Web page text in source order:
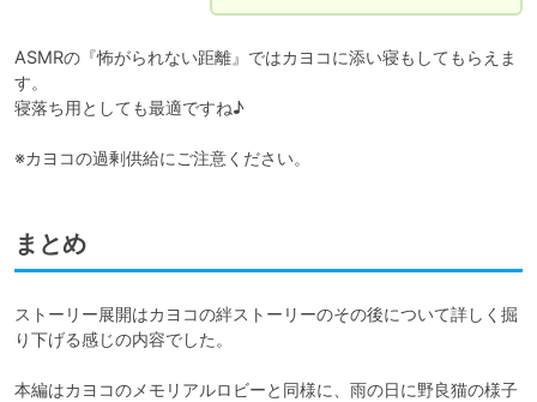
ASMRの『怖がられない距離』ではカヨコに添い寝もしてもらえま
す。
寝落ち用としても最適ですね♪
※カヨコの過剰供給にご注意ください。
まとめ
ストーリー展開はカヨコの絆ストーリーのその後について詳しく掘
り下げる感じの内容でした。
本編はカヨコのメモリアルロビーと同様に、雨の日に野良猫の様子